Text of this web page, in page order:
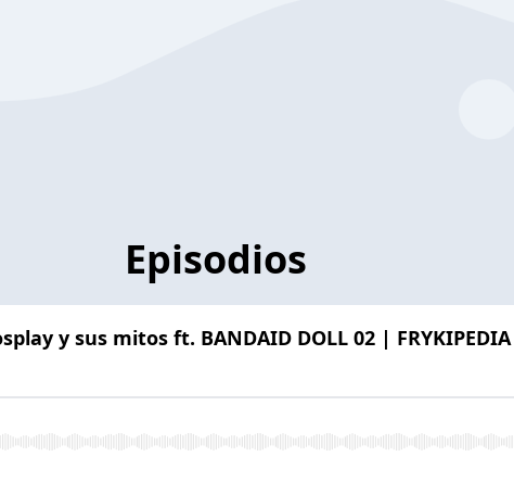
Episodios
y sus mitos ft. BANDAID DOLL 02 | FRYKIPEDIA